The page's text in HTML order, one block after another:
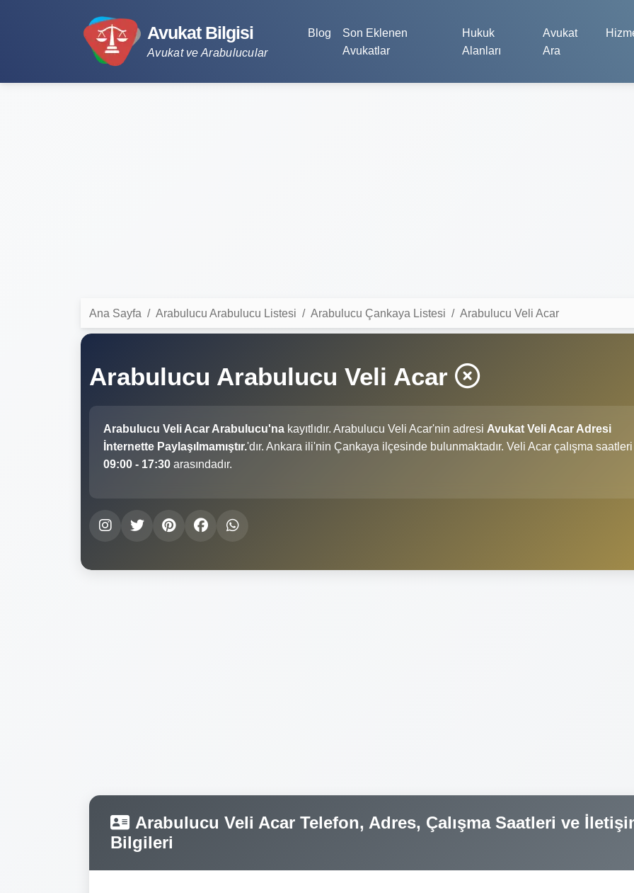
Avukat Bilgisi
Avukat ve Arabulucular
Blog
Son Eklenen
Avukatlar
Hukuk
Alanları
Avukat
Ara
Ana Sayfa Arabulucu Arabulucu Listesi Arabulucu Çankaya Listesi Arabulucu Veli Acar
Arabulucu Arabulucu Veli Acar
Arabulucu Veli Acar Arabulucu'na kayıtlıdır. Arabulucu Veli Acar'nin adresi Avukat Veli Acar Adresi
İnternette Paylaşılmamıştır.'dır. Ankara ili'nin Çankaya ilçesinde bulunmaktadır. Veli Acar çalışma saatleri
09:00 - 17:30 arasındadır.
Arabulucu Veli Acar Telefon, Adres, Çalışma Saatleri ve
Bilgileri